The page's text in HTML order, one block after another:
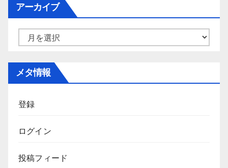
ー
アーカイブ
メタ情報
登録
ログイン
投稿フィード